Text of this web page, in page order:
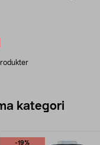
kategori
-19%